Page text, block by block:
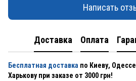
Написать
Доставка Оплата
Бесплатная доставка по Киеву,
Харькову при заказе от 3000 грн!